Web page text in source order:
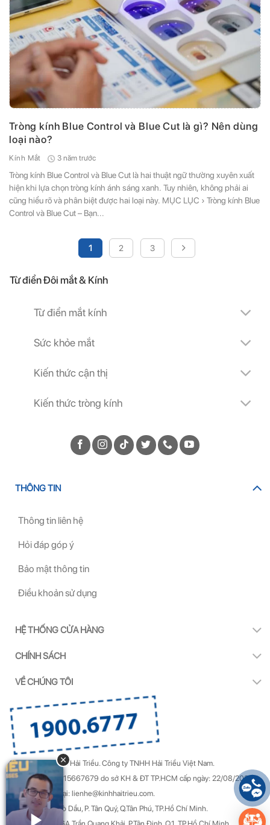
Tròng kính Blue Control và Blue Cut là gì? Nên dùng
loại nào?
Kính Mắt 3 năm trước
Tròng kính Blue Control và Blue Cut là hai thuật ngữ thường xuyên xuất
hiện khi lựa chọn tròng kính ánh sáng xanh. Tuy nhiên, không phải ai
cũng hiểu rõ và phân biệt được hai loại này. MỤC LỤC › Tròng kính Blue
Control và Blue Cut – Bạn...
1 2 3
Từ điển Đôi mắt & Kính
Từ điển mắt kính
Sức khỏe mắt
Kiến thức cận thị
Kiến thức tròng kính
THÔNG TIN
Thông tin liên hệ
Hỏi đáp góp ý
Bảo mật thông tin
Điều khoản sử dụng
HỆ THỐNG CỬA HÀNG
CHÍNH SÁCH
VỀ CHÚNG TÔI
Copyright by Kính Hải Triều. Công ty TNHH Hải Triều Việt Nam.
GPDKKD Số: 0315667679 do sở KH & ĐT TP.HCM cấp ngày: 22/08/2022.
Góp ý & Khiếu nại: lienhe@kinhhaitrieu.com.
Địa chỉ: 50/22 Gò Dầu, P. Tân Quý, Q.Tân Phú, TP.Hồ Chí Minh.